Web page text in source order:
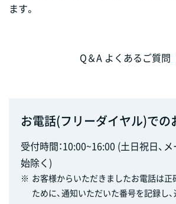
ます。
Q＆A よくあるご質問
お電話(フリーダイヤル)での
受付時間：10:00~16:00 (土日祝日、
始除く)
※ お客様からいただきましたお電話は正
ために、通知いただいた番号を記録し